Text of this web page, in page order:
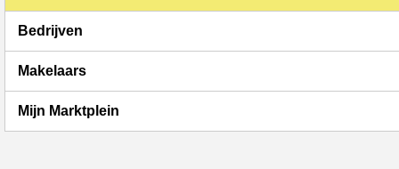
Bedrijven
Makelaars
Mijn Marktplein